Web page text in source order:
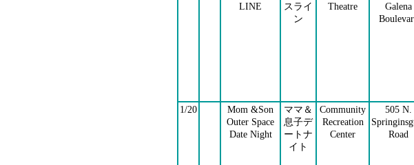
LINE
スライ
ン
Theatre
Galena
1/20
Mom &Son
Outer Space
Date Night
ママ＆
息子デ
ートナ
イト
Community
Recreation
Center
505 N.
Road